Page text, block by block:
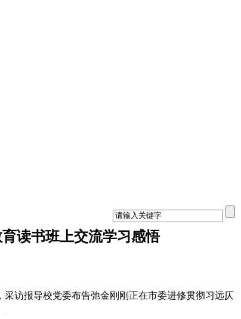
读书班上交流学习感悟
访报导校党委布告弛金刚刚正在市委进修贯彻习远仄